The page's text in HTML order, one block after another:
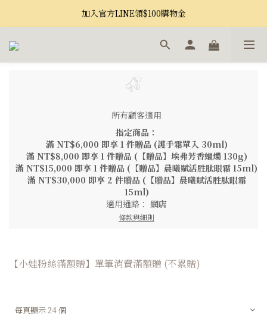
加入官方LINE領$100購物金
所有顧客適用
指定商品：
滿 NT$6,000 即享 1 件贈品 (護手霜單入 30ml)
滿 NT$8,000 即享 1 件贈品 (【贈品】埃弗芳香蠟燭 130g)
滿 NT$15,000 即享 1 件贈品 (【贈品】晨曦賦活胜肽眼霜 15ml)
滿 NT$30,000 即享 2 件贈品 (【贈品】晨曦賦活胜肽眼霜
15ml)
適用通路： 網店
條款與細則
【小娃粉絲滿額贈】單筆消費滿額贈 (不累贈)
每頁顯示 24 個